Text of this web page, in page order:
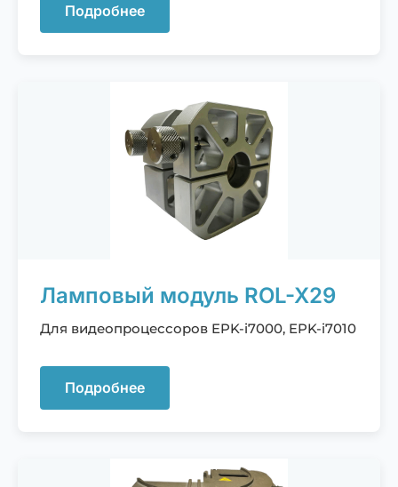
Подробнее
Ламповый модуль ROL-X29
Для видеопроцессоров EPK-i7000, EPK-i7010
Подробнее